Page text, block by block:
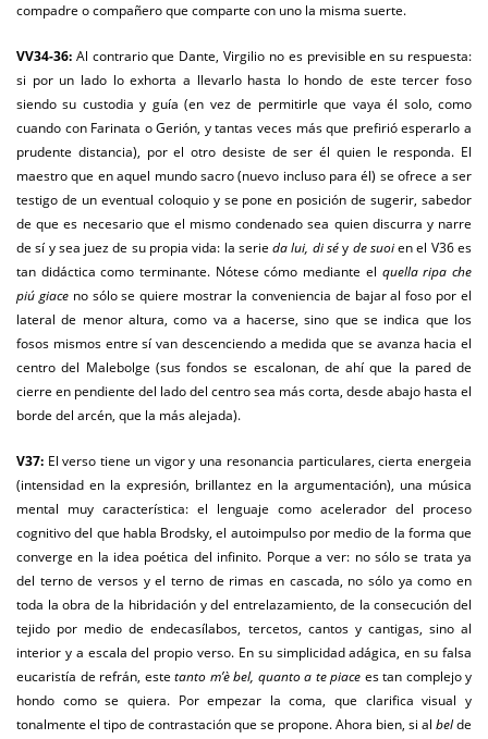
compadre o compañero que comparte con uno la misma suerte.
VV34-36: Al contrario que Dante, Virgilio no es previsible en su respuesta:
si por un lado lo exhorta a llevarlo hasta lo hondo de este tercer foso
siendo su custodia y guía (en vez de permitirle que vaya él solo, como
cuando con Farinata o Gerión, y tantas veces más que prefirió esperarlo a
prudente distancia), por el otro desiste de ser él quien le responda. El
maestro que en aquel mundo sacro (nuevo incluso para él) se ofrece a ser
testigo de un eventual coloquio y se pone en posición de sugerir, sabedor
de que es necesario que el mismo condenado sea quien discurra y narre
de sí y sea juez de su propia vida: la serieda lui, di séy de suoien el V36 es
tan didáctica como terminante. Nótese cómo mediante el quella ripa che
piú giace no sólo se quiere mostrar la conveniencia de bajar al foso por el
lateral de menor altura, como va a hacerse, sino que se indica que los
fosos mismos entre sí van descenciendo a medida que se avanza hacia el
centro del Malebolge (sus fondos se escalonan, de ahí que la pared de
cierre en pendiente del lado del centro sea más corta, desde abajo hasta el
borde del arcén, que la más alejada).
V37: El verso tiene un vigor y una resonancia particulares, cierta energeia
(intensidad en la expresión, brillantez en la argumentación), una música
mental muy característica: el lenguaje como acelerador del proceso
cognitivo del que habla Brodsky, el autoimpulso por medio de la forma que
converge en la idea poética del infinito. Porque a ver: no sólo se trata ya
del terno de versos y el terno de rimas en cascada, no sólo ya como en
toda la obra de la hibridación y del entrelazamiento, de la consecución del
tejido por medio de endecasílabos, tercetos, cantos y cantigas, sino al
interior y a escala del propio verso. En su simplicidad adágica, en su falsa
eucaristía de refrán, este tanto m’è bel, quanto a te piace es tan complejo y
hondo como se quiera. Por empezar la coma, que clarifica visual y
tonalmente el tipo de contrastación que se propone. Ahora bien, si al belde